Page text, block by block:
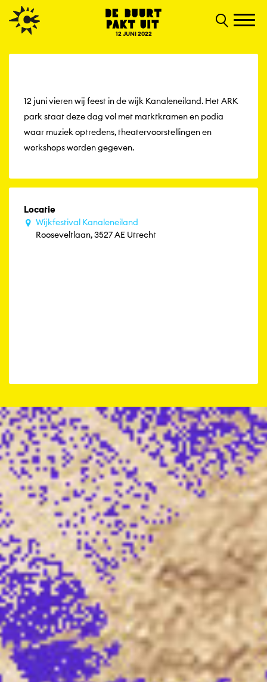
12 JUNI 2022
12 juni vieren wij feest in de wijk Kanaleneiland. Het ARK
park staat deze dag vol met marktkramen en podia
waar muziek optredens, theatervoorstellingen en
workshops worden gegeven.
Locatie
Wijkfestival Kanaleneiland
Rooseveltlaan, 3527 AE Utrecht
50 jaar gastarbeiders Utrecht
Wijkfestival Kanaleneiland